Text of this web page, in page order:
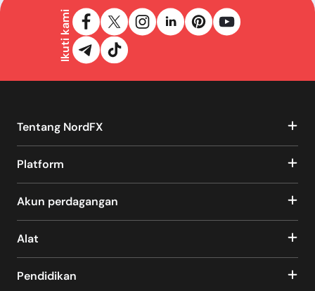
Ikuti kami
Tentang NordFX
Platform
Akun perdagangan
Alat
Pendidikan